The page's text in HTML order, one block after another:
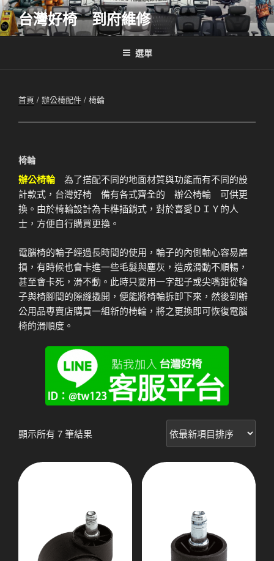
跳
至
主
台灣好椅 到府維修
選單
首頁 / 辦公椅配件 / 椅輪
椅輪
辦公椅輪為了搭配不同的地面材質與功能而有不同的設
計款式，台灣好椅 備有各式齊全的 辦公椅輪 可供更
換。由於椅輪設計為卡榫插銷式，對於喜愛ＤＩＹ的人
士，方便自行購買更換。
電腦椅的輪子經過長時間的使用，輪子的內側軸心容易磨
損，有時候也會卡進一些毛髮與塵灰，造成滑動不順暢，
甚至會卡死，滑不動。此時只要用一字起子或尖嘴鉗從輪
子與椅腳間的隙縫撬開，便能將椅輪拆卸下來，然後到辦
公用品專賣店購買一組新的椅輪，將之更換即可恢復電腦
椅的滑順度。
顯示所有 7 筆結果
新
序